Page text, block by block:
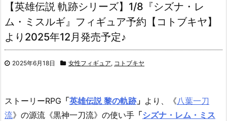
【英雄伝説 軌跡シリーズ】1/8『シズナ・レ
ム・ミスルギ』フィギュア予約【コトブキヤ】
より2025年12月発売予定♪
2025年6月18日 女性フィギュア, コトブキヤ
ストーリーRPG 「英雄伝説 黎の軌跡」 より、《八葉一刀
流》の源流《黒神一刀流》の使い手 「シズナ・レム・ミス